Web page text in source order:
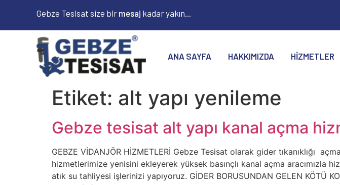
Gebze Tesisat size bir mesaj kadar yakın...
ANA SAYFA HAKKIMIZDA HIZMETLER
Etiket: alt yapı yenileme
Gebze tesisat alt yapı kanal açma
GEBZE VİDANJÖR HİZMETLERİ Gebze Tesisat olarak gider tıkanıklığı
hizmetlerimize yenisini ekleyerek yüksek basınçlı kanal açma aracımızla
atık su tahliyesi işlerinizi yapıyoruz. GİDER BORUSUNDAN GELEN KÖTÜ